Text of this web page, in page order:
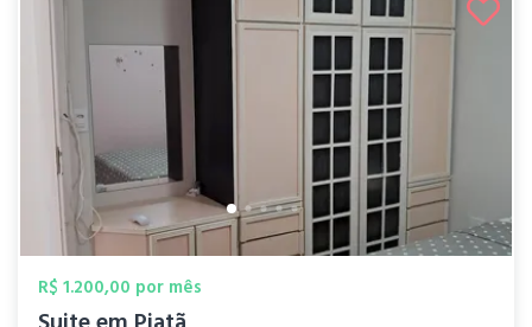
R$ 1.200,00 por mês